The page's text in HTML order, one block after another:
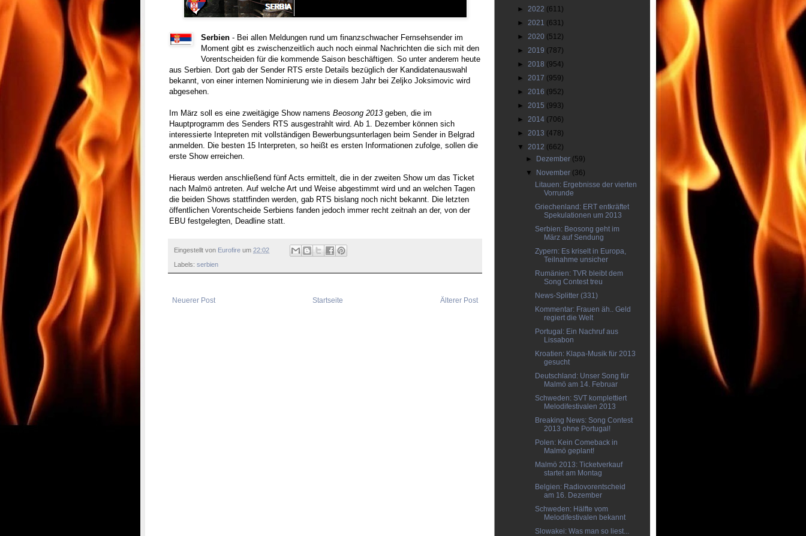
Serbien- Bei allen Meldungen rund um finanzschwacher Fernsehsender im
Moment gibt es zwischenzeitlich auch noch einmal Nachrichten die sich mit den
Vorentscheiden für die kommende Saison beschäftigen. So unter anderem heute
aus Serbien. Dort gab der Sender RTS erste Details bezüglich der Kandidatenauswahl
bekannt, von einer internen Nominierung wie in diesem Jahr bei Zeljko Joksimovic wird
abgesehen.
Im März soll es eine zweitägige Show namens Beosong 2013 geben, die im
Hauptprogramm des Senders RTS ausgestrahlt wird. Ab 1. Dezember können sich
interessierte Intepreten mit vollständigen Bewerbungsunterlagen beim Sender in Belgrad
anmelden. Die besten 15 Interpreten, so heißt es ersten Informationen zufolge, sollen die
erste Show erreichen.
Hieraus werden anschließend fünf Acts ermittelt, die in der zweiten Show um das Ticket
nach Malmö antreten. Auf welche Art und Weise abgestimmt wird und an welchen Tagen
die beiden Shows stattfinden werden, gab RTS bislang noch nicht bekannt. Die letzten
öffentlichen Vorentscheide Serbiens fanden jedoch immer recht zeitnah an der, von der
EBU festgelegten, Deadline statt.
Eingestellt von Eurofire um 22:02
Labels: serbien
Neuerer Post Älterer Post
Startseite
► 2022 (611)
► 2021 (631)
► 2020 (512)
► 2019 (787)
► 2018 (954)
► 2017 (959)
► 2016 (952)
► 2015 (993)
► 2014 (706)
► 2013 (478)
▼ 2012 (662)
►
Dezember (59)
▼
November (36)
Litauen: Ergebnisse der vierten
Vorrunde
Griechenland: ERT entkräftet
Spekulationen um 2013
Serbien: Beosong geht im
März auf Sendung
Zypern: Es kriselt in Europa,
Teilnahme unsicher
Rumänien: TVR bleibt dem
Song Contest treu
News-Splitter (331)
Kommentar: Frauen äh.. Geld
regiert die Welt
Portugal: Ein Nachruf aus
Lissabon
Kroatien: Klapa-Musik für 2013
gesucht
Deutschland: Unser Song für
Malmö am 14. Februar
Schweden: SVT komplettiert
Melodifestivalen 2013
Breaking News: Song Contest
2013 ohne Portugal!
Polen: Kein Comeback in
Malmö geplant!
Malmö 2013: Ticketverkauf
startet am Montag
Belgien: Radiovorentscheid
am 16. Dezember
Schweden: Hälfte vom
Melodifestivalen bekannt
Slowakei: Was man so liest...